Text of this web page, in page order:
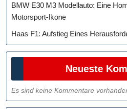
BMW E30 M3 Modellauto: Eine
Motorsport-Ikone
Haas F1: Aufstieg Eines
Neueste
Es sind keine Kommentare